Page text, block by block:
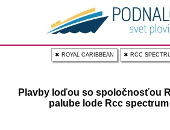
✖ ROYAL CARIBBEAN ✖ RCC
Plavby loďou so spoločnosťou
palube lode Rcc